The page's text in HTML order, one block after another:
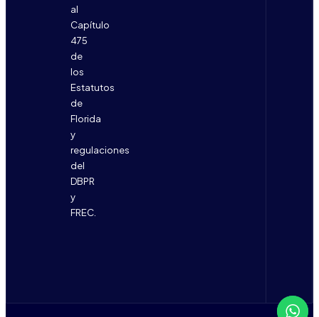
al
Capítulo
475
de
los
Estatutos
de
Florida
y
regulaciones
del
DBPR
y
FREC.